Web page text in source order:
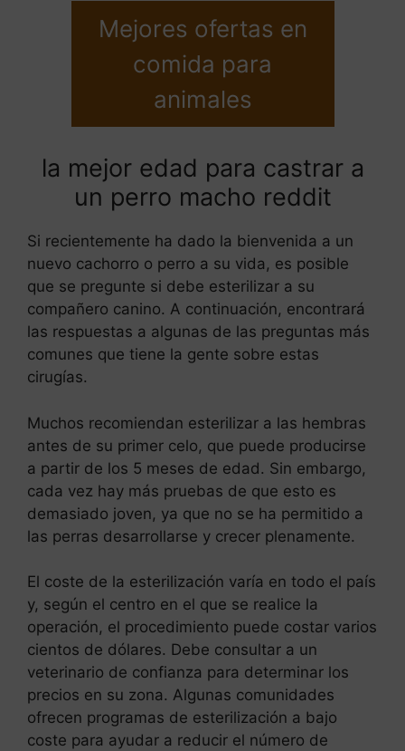
Mejores ofertas en
comida para
animales
la mejor edad para castrar a
un perro macho reddit
Si recientemente ha dado la bienvenida a un
nuevo cachorro o perro a su vida, es posible
que se pregunte si debe esterilizar a su
compañero canino. A continuación, encontrará
las respuestas a algunas de las preguntas más
comunes que tiene la gente sobre estas
cirugías.
Muchos recomiendan esterilizar a las hembras
antes de su primer celo, que puede producirse
a partir de los 5 meses de edad. Sin embargo,
cada vez hay más pruebas de que esto es
demasiado joven, ya que no se ha permitido a
las perras desarrollarse y crecer plenamente.
El coste de la esterilización varía en todo el país
y, según el centro en el que se realice la
operación, el procedimiento puede costar varios
cientos de dólares. Debe consultar a un
veterinario de confianza para determinar los
precios en su zona. Algunas comunidades
ofrecen programas de esterilización a bajo
coste para ayudar a reducir el número de